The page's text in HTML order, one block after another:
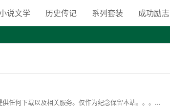
路
说文学 历史传记 系列套装 成功励志
任何下载以及相关服务。仅作为纪念保留本站。。。...